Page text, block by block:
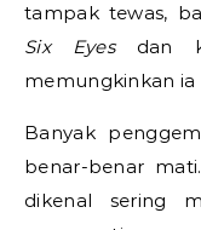
tampak tewas,
Six Eyesdan
memungkinkan
Banyak
benar-benar mati.
dikenal sering